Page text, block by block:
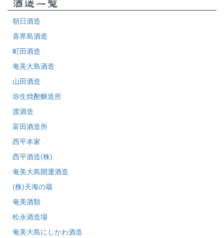
朝日酒造
喜界島酒造
町田酒造
奄美大島酒造
山田酒造
弥生焼酎醸造所
渡酒造
富田酒造所
西平本家
西平酒造(株)
奄美大島開運酒造
(株)天海の蔵
奄美酒類
松永酒造場
奄美大島にしかわ酒造